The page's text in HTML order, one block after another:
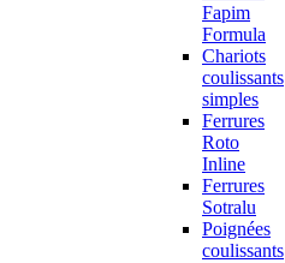
Fapim
Formula
Chariots
coulissants
simples
Ferrures
Roto
Inline
Ferrures
Sotralu
Poignées
coulissants